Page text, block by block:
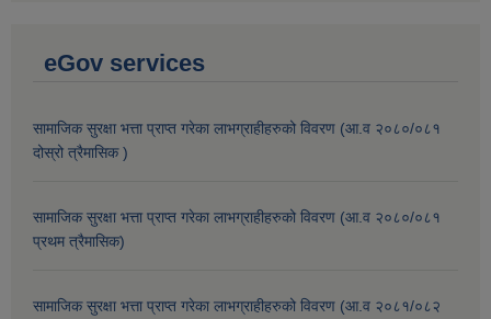
eGov services
सामाजिक सुरक्षा भत्ता प्राप्त गरेका लाभग्राहीहरुको विवरण (आ.व २०८०/०८१
दोस्रो त्रैमासिक )
सामाजिक सुरक्षा भत्ता प्राप्त गरेका लाभग्राहीहरुको विवरण (आ.व २०८०/०८१
प्रथम त्रैमासिक)
सामाजिक सुरक्षा भत्ता प्राप्त गरेका लाभग्राहीहरुको विवरण (आ.व २०८१/०८२